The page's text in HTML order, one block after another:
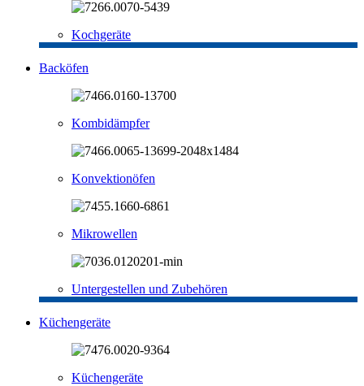
Kochgeräte
Backöfen
Kombidämpfer
Konvektionöfen
Mikrowellen
Untergestellen und Zubehören
Küchengeräte
Küchengeräte